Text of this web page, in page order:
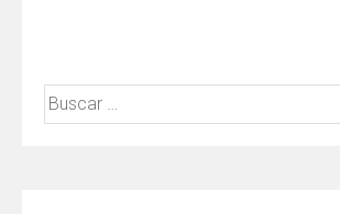
Buscar: